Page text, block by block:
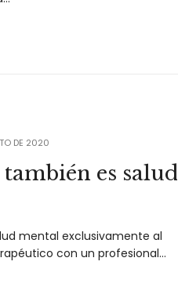
DE 2020
es salud
mental exclusivamente al
con un profesional…